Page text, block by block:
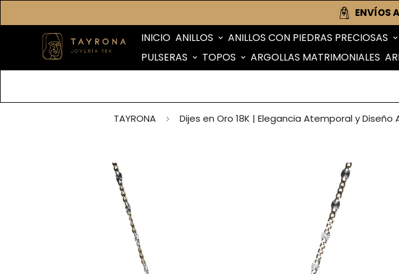
ENVÍOS
INICIO ANILLOS ANILLOS CON PIEDRAS PRECIOSAS
PULSERAS
TOPOS ARGOLLAS MATRIMONIALES
TAYRONA Dijes en Oro 18K | Elegancia Atemporal y